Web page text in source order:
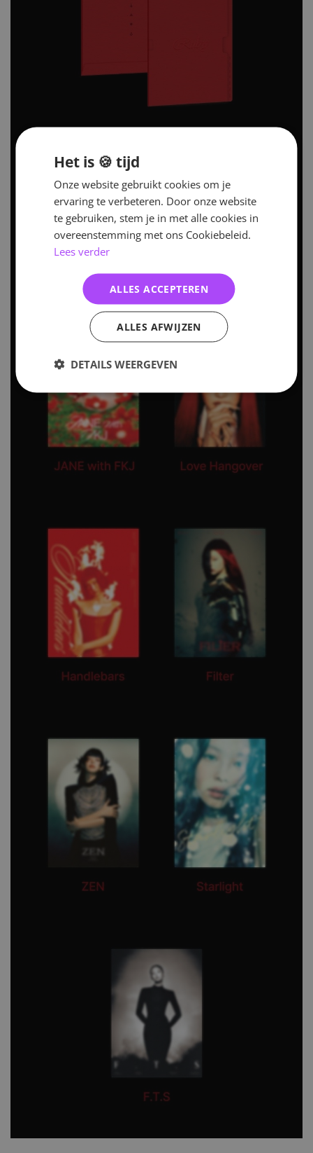
Het is 🍪 tijd
Onze website gebruikt cookies om je
ervaring te verbeteren. Door onze website
te gebruiken, stem je in met alle cookies in
overeenstemming met ons Cookiebeleid.
Lees verder
ALLES ACCEPTEREN
ALLES AFWIJZEN
DETAILS WEERGEVEN